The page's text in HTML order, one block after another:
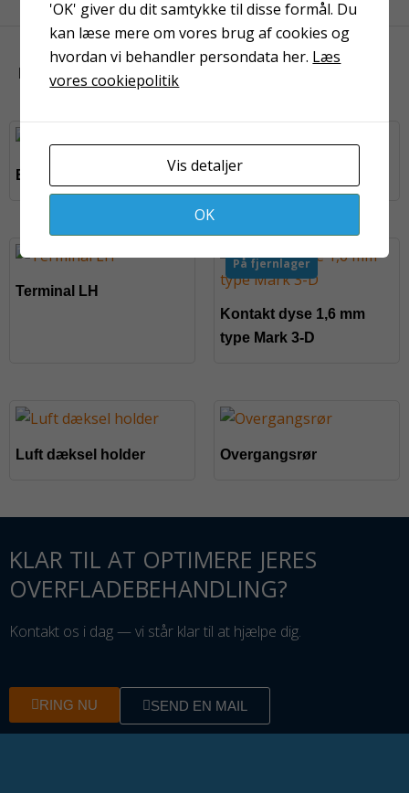
KUNDER HAR OGSÅ KIGGET PÅ
Beskyttelsesplade Trådførerrør Ptfe
Terminal LH
På fjernlager
Kontakt dyse 1,6 mm
type Mark 3-D
Luft dæksel holder Overgangsrør
KLAR TIL AT OPTIMERE JERES
OVERFLADEBEHANDLING?
Kontakt os i dag — vi står klar til at hjælpe dig.
RING NU SEND EN MAIL
'OK' giver du dit samtykke til disse formål. Du
kan læse mere om vores brug af cookies og
hvordan vi behandler persondata her. Læs
vores cookiepolitik
Vis detaljer
OK